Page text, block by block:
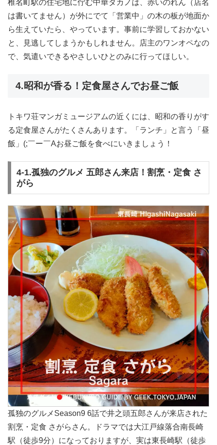
椎名町駅の住宅地に佇む中華タカノは、赤いのれん（店名
は書いてません）が外にでて「営業中」の木の板が地面か
ら生えていたら、やっています。事前に学習しておかない
と、見逃してしまうかもしれません。店主のワンオペなの
で、気遣いできるやさしいひとのみに行ってほしい。
4.昭和が香る！定食屋さんでお昼ご飯
トキワ荘マンガミュージアムの近くには、昭和の香りがす
る定食屋さんがたくさんあります。「ランチ」と言う「昼
飯」(;￣ー￣Aお昼ご飯を食べにいきましょう！
4-1.孤独のグルメ 五郎さん来店！割烹・定食 さ
がら
孤独のグルメSeason9 6話で井之頭五郎さんが来店された
割烹・定食 さがらさん。ドラマでは大江戸線落合南長崎
駅（徒歩9分）になっておりますが、実は東長崎駅（徒歩